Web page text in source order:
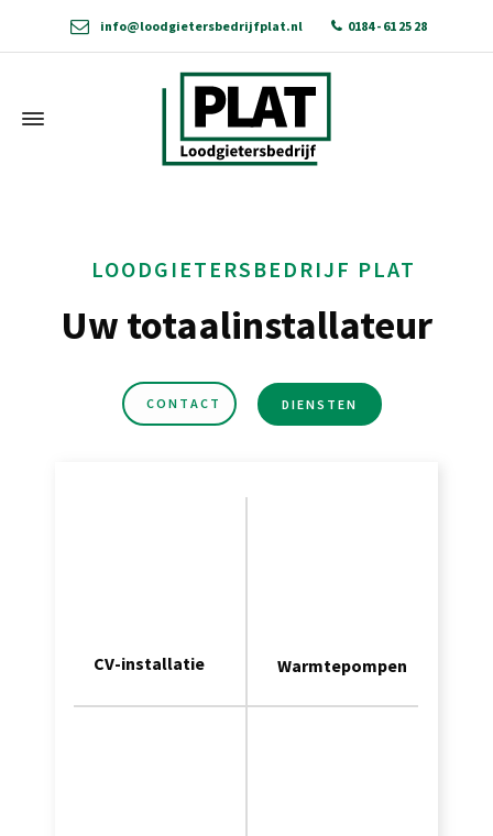
info@loodgietersbedrijfplat.nl 0184 - 61 25 28
Uw totaalinstallateur
CV-installatie Warmtepompen
CONTACT
LOODGIETERSBEDRIJF PLAT
DIENSTEN